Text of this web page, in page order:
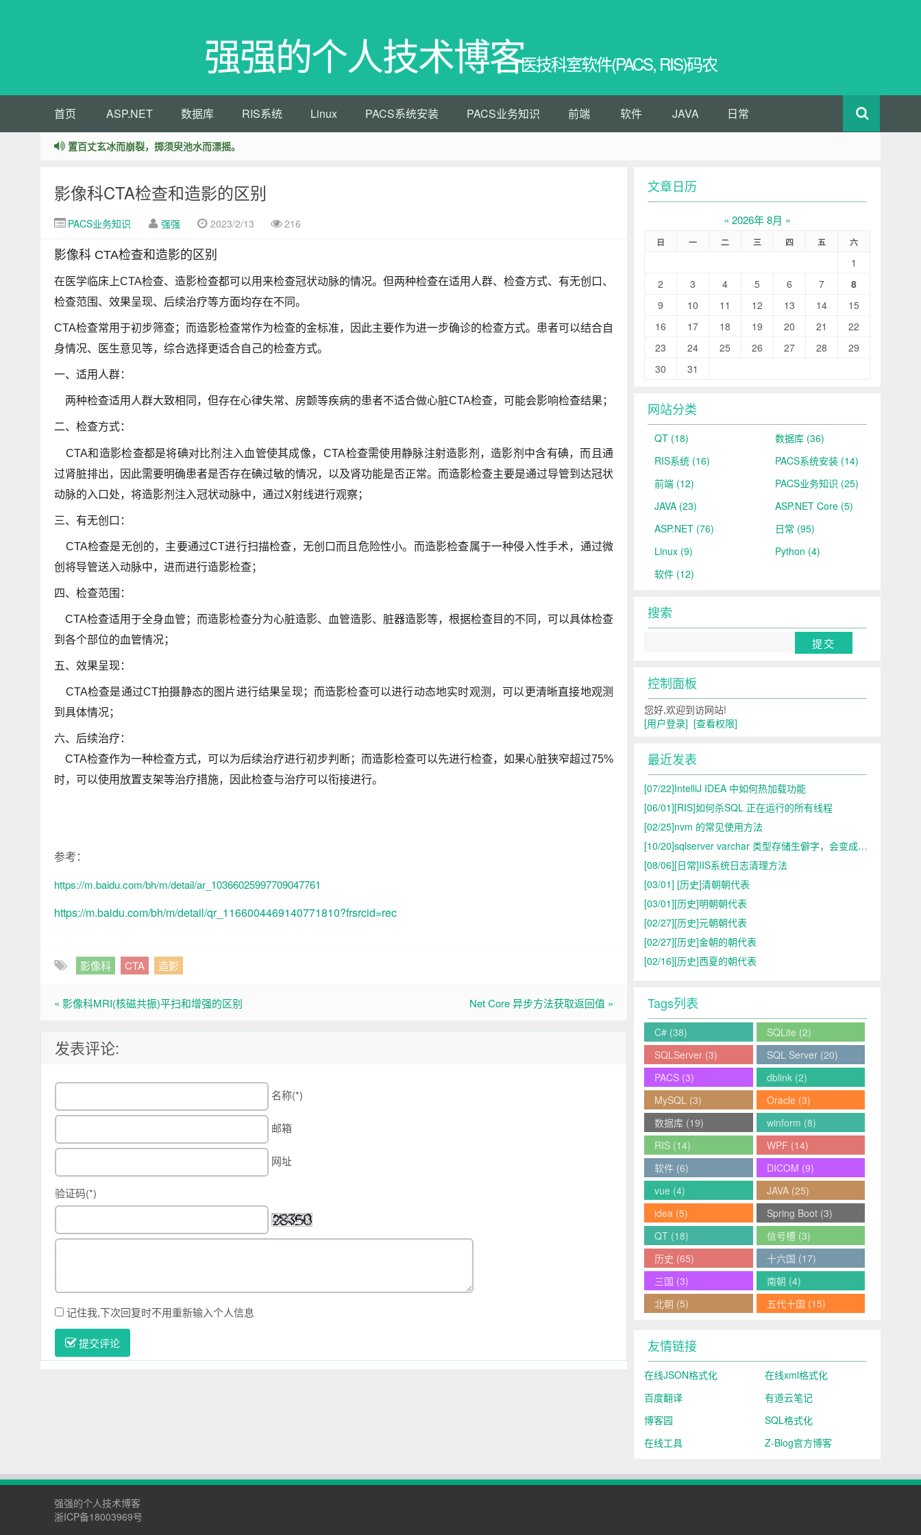
强强的个人技术博客医技科室软件(PACS, RIS)码农
首页 ASP.NET 数据库 RIS系统 Linux PACS系统安装 PACS业务知识 前端 软件 JAVA 日常
置百丈玄冰而崩裂，掷须臾池水而漂摇。
影像科CTA检查和造影的区别
PACS业务知识 强强 2023/2/13 216
影像科 CTA检查和造影的区别
在医学临床上CTA检查、 造影检查都可以用来检查冠状动脉的情况。但两种检查在适用人群、检查方式、有无创口、
检查范围、效果呈现、后续治疗等方面均存在不同。
CTA检查常用于初步筛查；而造影检查常作为检查的金标准，因此主要作为进一步确诊的检查方式。患者可以结合自
身情况、医生意见等，综合选择更适合自己的检查方式。
一、适用人群：
两种检查适用人群大致相同，但存在心律失常、 房颤等疾病的患者不适合做心脏CTA检查，可能会影响检查结果；
二、检查方式：
CTA和造影检查都是将碘对比剂注入血管使其成像 ，CTA检查需使用静脉注射造影剂，造影剂中含有碘，而且通
过肾脏排出，因此需要明确患者是否存在碘过敏的情况，以及肾功能是否正常。而造影检查主要是通过导管到达冠状
动脉的入口处，将造影剂注入冠状动脉中，通过X射线进行观察；
三、有无创口：
CTA检查是无创的，主要通过CT进行扫描检查，无创口而且危险性小。而造影检查属于一种侵入性手术，通过微
创将导管送入动脉中，进而进行造影检查；
四、检查范围：
CTA检查适用于全身血管；而造影检查分为心脏造影、 血管造影、脏器造影等，根据检查目的不同，可以具体检查
到各个部位的血管情况；
五、效果呈现：
CTA检查是通过CT拍摄静态的图片进行结果呈现；而造影检查可以进行动态地实时观测，可以更清晰直接地观测
到具体情况；
六、后续治疗：
CTA检查作为一种检查方式，可以为后续治疗进行初步判断；而造影检查可以先进行检查，如果心脏狭窄超过75%
时，可以使用放置支架等治疗措施，因此检查与治疗可以衔接进行。
参考：
https://m.baidu.com/bh/m/detail/ar_10366025997709047761
https://m.baidu.com/bh/m/detail/qr_1166004469140771810?frsrcid=rec
影像科 CTA 造影
« 影像科MRI(核磁共振)平扫和增强的区别 Net Core 异步方法获取返回值 »
发表评论:
名称(*)
邮箱
网址
验证码(*)
记住我,下次回复时不用重新输入个人信息
提交评论
文章日历
« 2026年 8月 »
日 一 二 三 四 五 六
1
2
3 4 5 6 7
8
9
10 11 12 13 14
15
16
17 18 19 20 21
22
23
24 25 26 27 28
29
30
31
网站分类
QT (18) 数据库 (36)
RIS系统 (16) PACS系统安装 (14)
前端 (12) PACS业务知识 (25)
JAVA (23) ASP.NET Core (5)
ASP.NET (76) 日常 (95)
Linux (9) Python (4)
软件 (12)
搜索
控制面板
您好,欢迎到访网站!
[用户登录] [查看权限]
最近发表
[07/22]IntelliJ IDEA 中如何热加载功能
[06/01][RIS]如何杀SQL 正在运行的所有线程
[02/25]nvm 的常见使用方法
[10/20]sqlserver varchar 类型存储生僻字，会变成问号，而nvarchar类型不会 是什么原理？ （䶮）
[08/06][日常]IIS系统日志清理方法
[03/01] [历史]清朝朝代表
[03/01][历史]明朝朝代表
[02/27][历史]元朝朝代表
[02/27][历史]金朝的朝代表
[02/16][历史]西夏的朝代表
Tags列表
C# (38) SQLite (2)
SQLServer (3) SQL Server(20)
PACS (3) dblink(2)
MySQL (3) Oracle (3)
数据库 (19) winform (8)
RIS (14) WPF (14)
软件 (6) DICOM (9)
vue (4) JAVA(25)
idea (5) Spring Boot(3)
QT (18) 信号槽(3)
历史 (65) 十六国 (17)
三国 (3) 南朝 (4)
北朝 (5) 五代十国 (15)
友情链接
在线JSON格式化
在线xml格式化
百度翻译
有道云笔记
博客园
SQL格式化
在线工具
Z-Blog官方博客
强强的个人技术博客
浙ICP备18003969号